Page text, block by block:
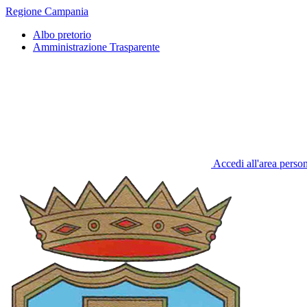
Regione Campania
Albo pretorio
Amministrazione Trasparente
Accedi all'area